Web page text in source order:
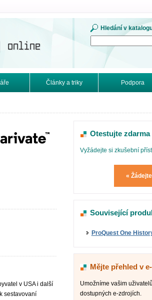
Hledání v
Články a triky Podpora
v USA i další
sestavovaní
Otestujte zdarma
Vyžádejte si zkušební
«
Související
ProQuest One
Mějte přehled v
Umožníme vašim
dostupných e-zdrojích.